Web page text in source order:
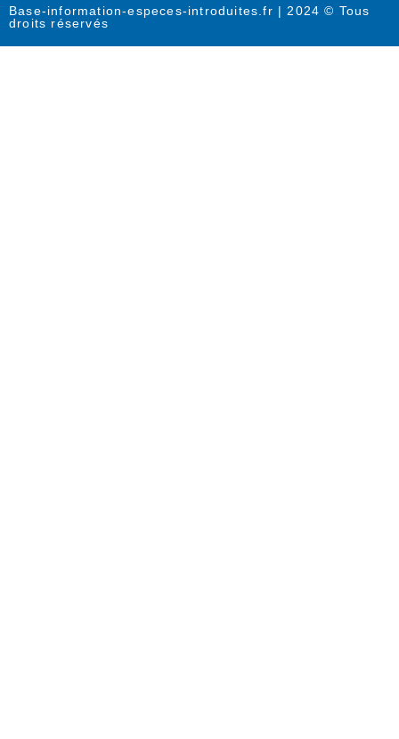
Base-information-especes-introduites.fr | 2024 © Tous
droits réservés